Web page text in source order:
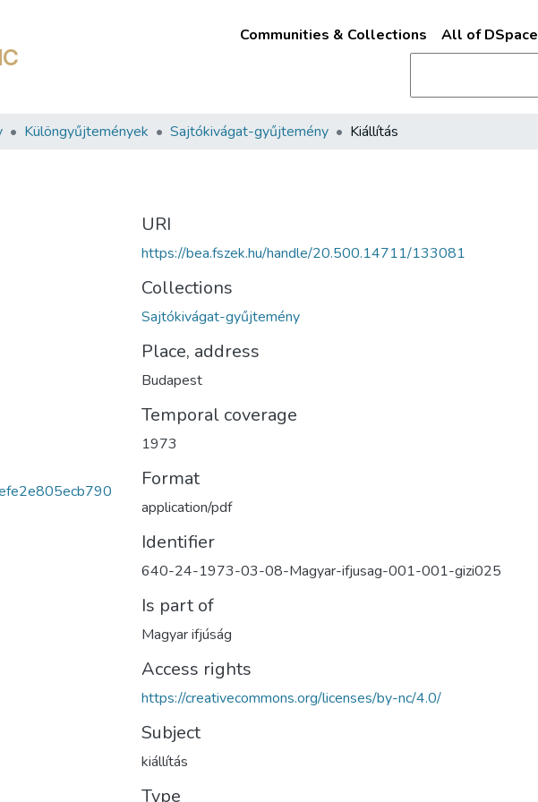
Communities & Collections All of DSpace
Különgyűjtemények Sajtókivágat-gyűjtemény Kiállítás
URI
https://bea.fszek.hu/handle/20.500.14711/133081
Collections
Sajtókivágat-gyűjtemény
Place, address
Budapest
Temporal coverage
1973
Format
application/pdf
Identifier
640-24-1973-03-08-Magyar-ifjusag-001-001-gizi025
Is part of
Magyar ifjúság
Access rights
https://creativecommons.org/licenses/by-nc/4.0/
Subject
kiállítás
Type